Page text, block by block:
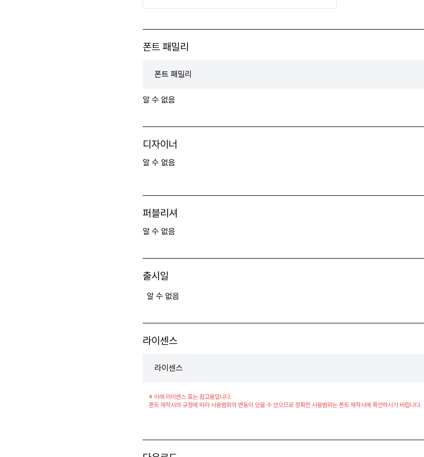
폰트 패밀리
폰트 패밀리
알 수 없음
디자이너
알 수 없음
퍼블리셔
알 수 없음
출시일
알 수 없음
라이센스
라이센스
※ 아래 라이센스 표는 참고용입니다.
폰트 제작사의 규정에 따라 사용범위의 변동이 있을 수 있으므로 정확한 사용범위는 폰트 제작사에 확인하시기 바랍니다.